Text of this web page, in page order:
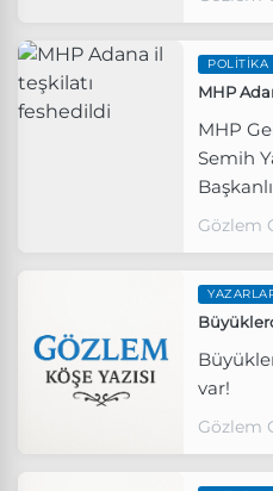
POLITIKA
MHP
MHP
Semih
Gözlem
var!
Gözlem